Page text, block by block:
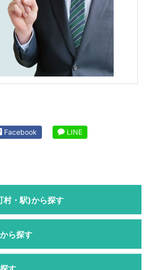
Facebook LINE
村・駅)から探す
ら探す